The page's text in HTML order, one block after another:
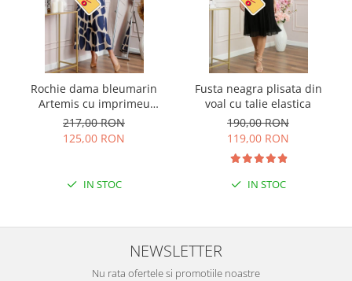
Rochie dama bleumarin
Artemis cu imprimeu
abstract si cordon in talie
217,00 RON
125,00 RON
IN STOC
Fusta neagra plisata din
voal cu talie elastica
190,00 RON
119,00 RON
IN STOC
NEWSLETTER
Nu rata ofertele si promotiile noastre